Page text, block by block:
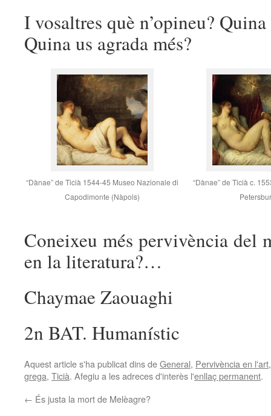
I vosaltres què n’opineu?
Quina us agrada més?
“Dànae” de Ticià 1544-45 Museo Nazionale di
Capodimonte (Nàpols)
“Dànae” de Ticià c.
Coneixeu més pervivència del
en la literatura?…
Chaymae Zaouaghi
2n BAT. Humanístic
Aquest article s'ha publicat dins deGeneral, Pervivència en l'art
grega, Ticià. Afegiu a les adreces d'interès l'enllaç permanent.
← És justa la mort de Melèagre?